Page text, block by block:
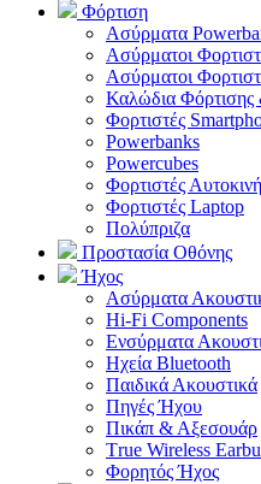
Φόρτιση
Ασύρματα
Aσύρματοι
Ασύρματοι
Καλώδια
Φορτιστές
Powerbanks
Powercubes
Φορτιστές
Φορτιστές Laptop
Πολύπριζα
Προστασία Οθόνης
Ήχος
Ασύρματα
Hi-Fi Components
Ενσύρματα
Ηχεία Bluetooth
Παιδικά Ακουστικά
Πηγές Ήχου
Πικάπ & Αξεσουάρ
Τrue Wireless
Φορητός Ήχος